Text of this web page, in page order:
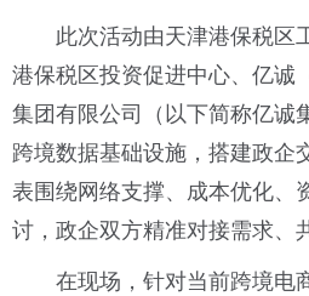
此次活动由天津港保税区
港保税区投资促进中心、亿诚
集团有限公司（以下简称亿诚
跨境数据基础设施，搭建政企
表围绕网络支撑、成本优化、
讨，政企双方精准对接需求、
在现场，针对当前跨境电